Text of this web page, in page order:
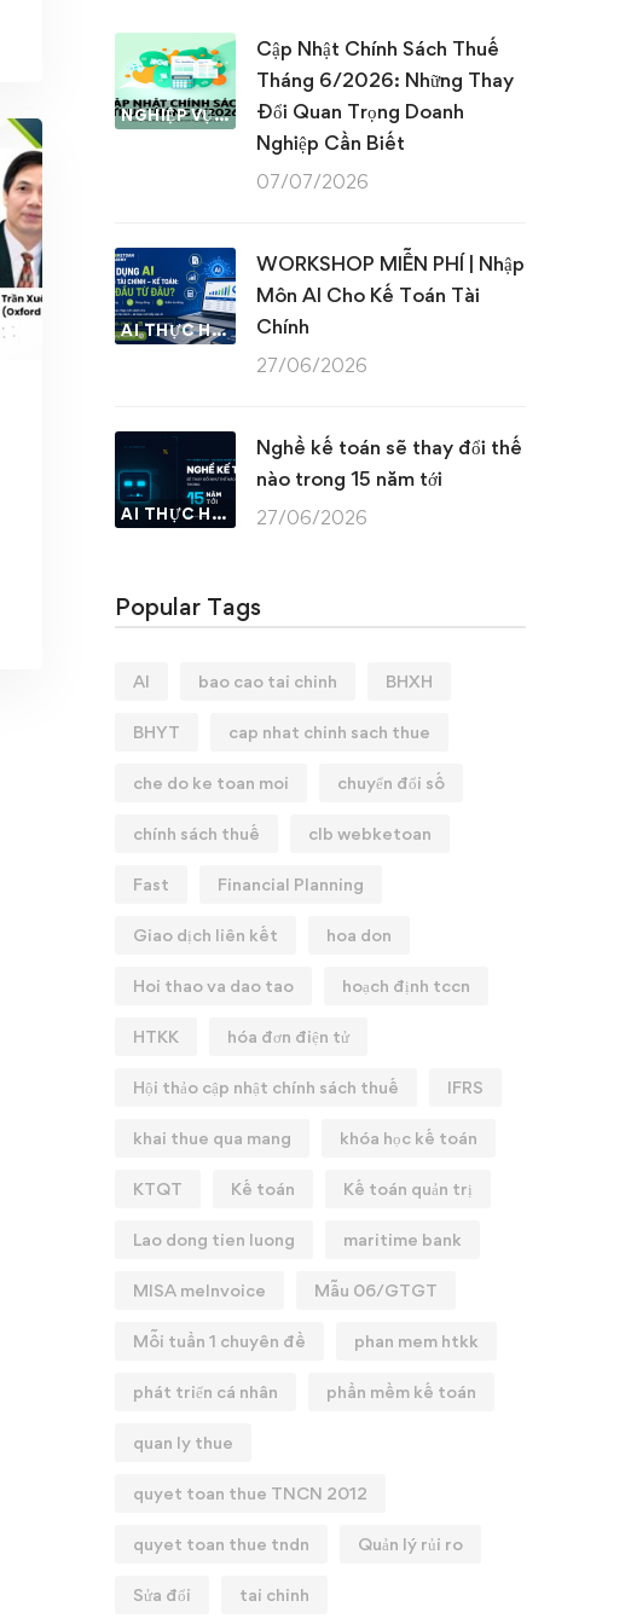
NGHIỆP VỤ KẾ TOÁN & THUẾ
Cập Nhật Chính Sách Thuế
Tháng 6/2026: Những Thay
Đổi Quan Trọng Doanh
Nghiệp Cần Biết
07/07/2026
AI THỰC HÀNH
WORKSHOP MIỄN PHÍ | Nhập
Môn AI Cho Kế Toán Tài
Chính
27/06/2026
AI THỰC HÀNH
Nghề kế toán sẽ thay đổi thế
nào trong 15 năm tới
27/06/2026
Popular Tags
AI bao cao tai chinh BHXH
BHYT cap nhat chinh sach thue
che do ke toan moi chuyển đổi số
chính sách thuế clb webketoan
Fast Financial Planning
Giao dịch liên kết hoa don
Hoi thao va dao tao hoạch định tccn
HTKK hóa đơn điện tử
Hội thảo cập nhật chính sách thuế IFRS
khai thue qua mang khóa học kế toán
KTQT Kế toán Kế toán quản trị
Lao dong tien luong maritime bank
MISA meInvoice Mẫu 06/GTGT
Mỗi tuần 1 chuyên đề phan mem htkk
phát triển cá nhân phần mềm kế toán
quan ly thue
quyet toan thue TNCN 2012
quyet toan thue tndn Quản lý rủi ro
Sửa đổi tai chinh